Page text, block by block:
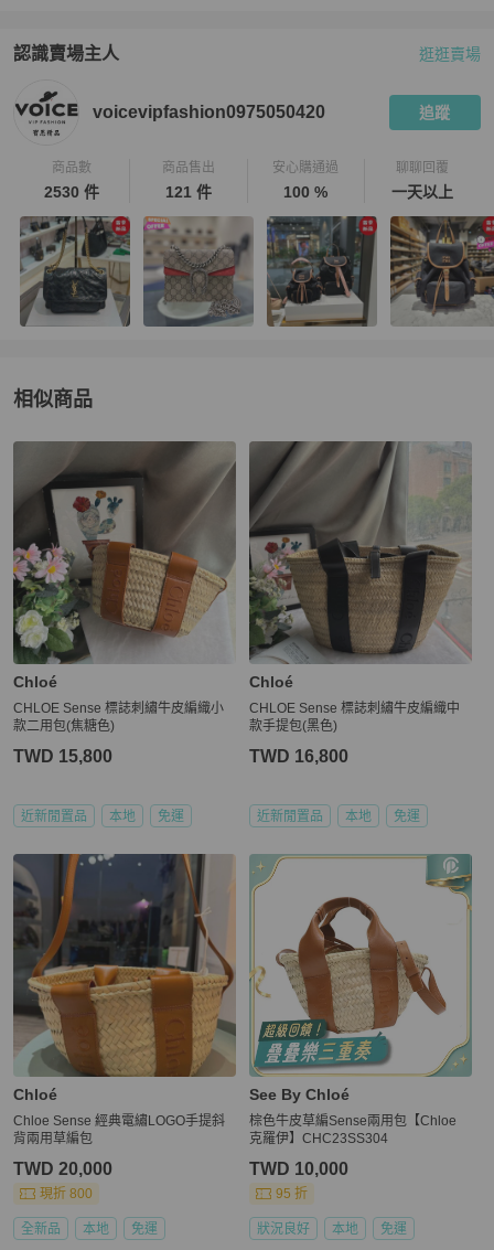
認識賣場主人
PopChill 拍拍圈嚴選賣家 voicevipfashion0975050420介紹
逛逛賣場
voicevipfashion0975050420 追蹤
商品數
2530 件
商品售出
121 件
安心購通過
100 %
聊聊回覆
一天以上
相似商品
更多相似Chloé女包推薦精品
Chloé
CHLOE Sense 標誌刺繡牛皮編織小
款二用包(焦糖色)
TWD 15,800
近新閒置品 本地 免運
Chloé
CHLOE Sense 標誌刺繡牛皮編織中
款手提包(黑色)
TWD 16,800
近新閒置品 本地 免運
Chloé
Chloe Sense 經典電繡LOGO手提斜
背兩用草編包
TWD 20,000
現折 800
全新品 本地 免運
See By Chloé
棕色牛皮草編Sense兩用包【Chloe
克羅伊】CHC23SS304
TWD 10,000
95 折
狀況良好 本地 免運